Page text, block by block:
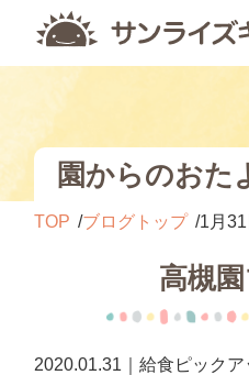
園からのおた
TOP ブログトップ 1月
高槻
2020.01.31｜給食ピックア